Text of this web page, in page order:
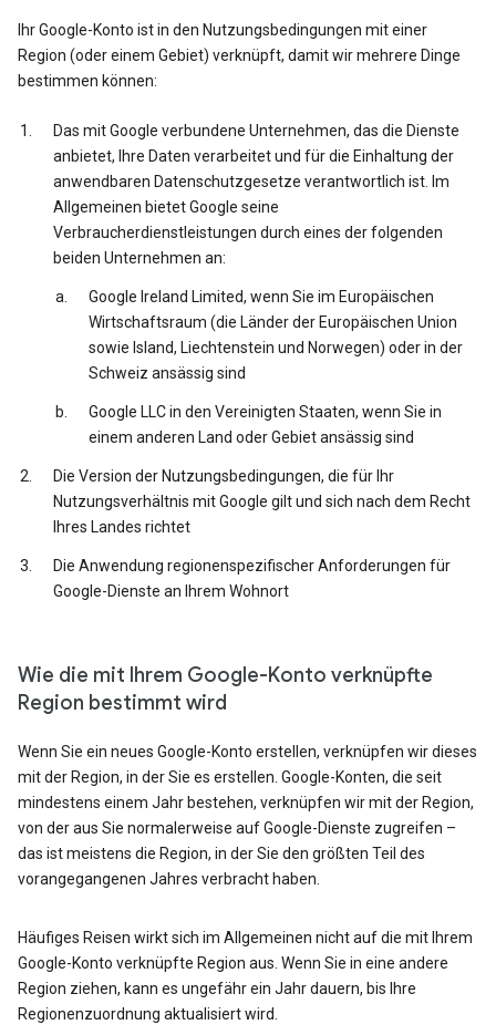
Ihr Google-Konto ist in den Nutzungsbedingungen mit einer
Region (oder einem Gebiet) verknüpft, damit wir mehrere Dinge
bestimmen können:
Das mit Google verbundene Unternehmen, das die Dienste
anbietet, Ihre Daten verarbeitet und für die Einhaltung der
anwendbaren Datenschutzgesetze verantwortlich ist. Im
Allgemeinen bietet Google seine
Verbraucherdienstleistungen durch eines der folgenden
beiden Unternehmen an:
Google Ireland Limited, wenn Sie im Europäischen
Wirtschaftsraum (die Länder der Europäischen Union
sowie Island, Liechtenstein und Norwegen) oder in der
Schweiz ansässig sind
Google LLC in den Vereinigten Staaten, wenn Sie in
einem anderen Land oder Gebiet ansässig sind
Die Version der Nutzungsbedingungen, die für Ihr
Nutzungsverhältnis mit Google gilt und sich nach dem Recht
Ihres Landes richtet
Die Anwendung regionenspezifischer Anforderungen für
Google-Dienste an Ihrem Wohnort
Wie die mit Ihrem Google-Konto verknüpfte
Region bestimmt wird
Wenn Sie ein neues Google-Konto erstellen, verknüpfen wir dieses
mit der Region, in der Sie es erstellen. Google-Konten, die seit
mindestens einem Jahr bestehen, verknüpfen wir mit der Region,
von der aus Sie normalerweise auf Google-Dienste zugreifen –
das ist meistens die Region, in der Sie den größten Teil des
vorangegangenen Jahres verbracht haben.
Häufiges Reisen wirkt sich im Allgemeinen nicht auf die mit Ihrem
Google-Konto verknüpfte Region aus. Wenn Sie in eine andere
Region ziehen, kann es ungefähr ein Jahr dauern, bis Ihre
Regionenzuordnung aktualisiert wird.